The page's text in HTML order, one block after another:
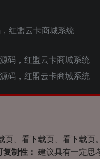
页、看下载页、看下载页。
制性：
建议具有一定思